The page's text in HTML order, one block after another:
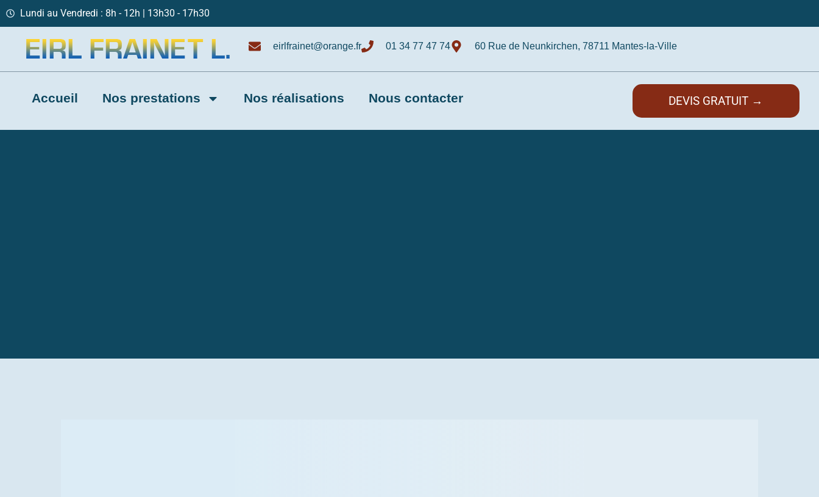
Lundi au Vendredi : 8h - 12h | 13h30 - 17h30
eirlfrainet@orange.fr 01 34 77 47 74 60 Rue de Neunkirchen, 78711 Mantes-la-Ville
DEVIS GRATUIT →
Accueil Nos prestations Nos réalisations Nous contacter